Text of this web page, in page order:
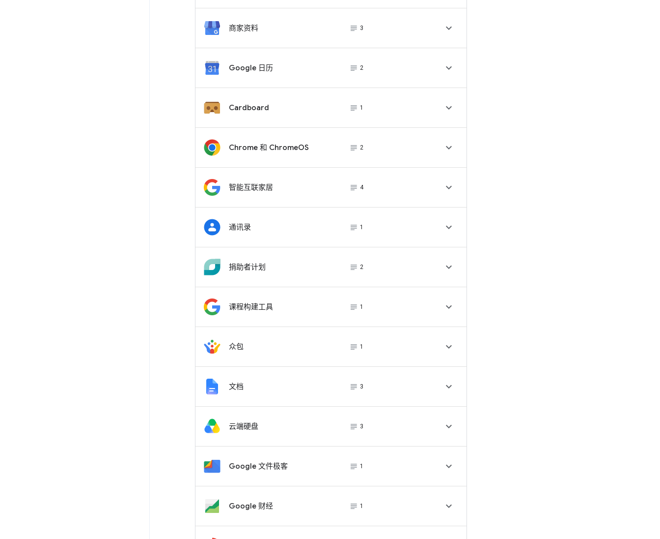
商家资料 subject_black
3 
Google 日历 subject_black
2 
Cardboard subject_black
1 
Chrome 和 ChromeOS subject_black
2 
智能互联家居 subject_black
4 
通讯录 subject_black
1 
捐助者计划 subject_black
2 
课程构建工具 subject_black
1 
众包 subject_black
1 
文档 subject_black
3 
云端硬盘 subject_black
3 
Google 文件极客 subject_black
1 
Google 财经 subject_black
1 